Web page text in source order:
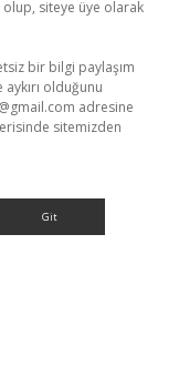
olup, siteye üye olarak
bir bilgi paylaşım
olduğunu
adresine
sitemizden